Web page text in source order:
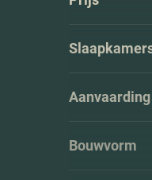
Aanvaarding
Bouwvorm